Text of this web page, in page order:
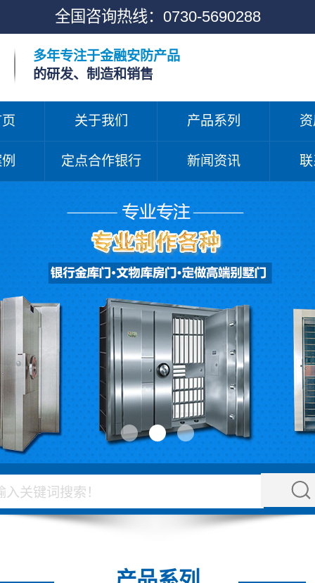
全国咨询热线： 0730-5690288
多年专注于金融安防产品
的研发、制造和销售
关于我们 产品系列
定点合作银行 新闻资讯